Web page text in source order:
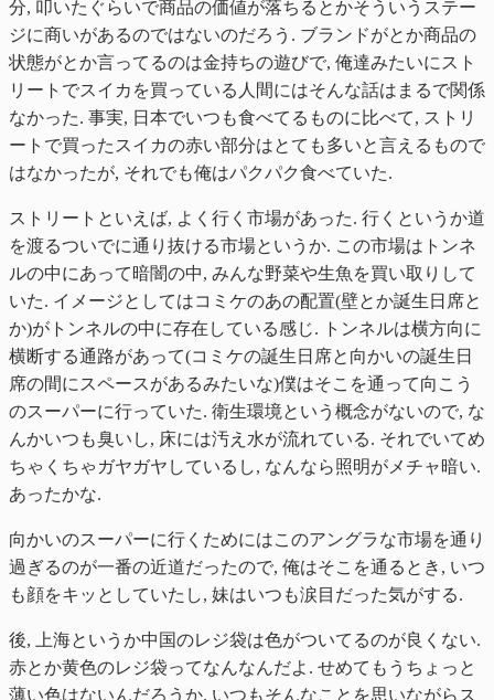
分, 叩いたぐらいで商品の価値が落ちるとかそういうステー
ジに商いがあるのではないのだろう. ブランドがとか商品の
状態がとか言ってるのは金持ちの遊びで, 俺達みたいにスト
リートでスイカを買っている人間にはそんな話はまるで関係
なかった. 事実, 日本でいつも食べてるものに比べて, ストリ
ートで買ったスイカの赤い部分はとても多いと言えるもので
はなかったが, それでも俺はパクパク食べていた.
ストリートといえば, よく行く市場があった. 行くというか道
を渡るついでに通り抜ける市場というか. この市場はトンネ
ルの中にあって暗闇の中, みんな野菜や生魚を買い取りして
いた. イメージとしてはコミケのあの配置(壁とか誕生日席と
か)がトンネルの中に存在している感じ. トンネルは横方向に
横断する通路があって(コミケの誕生日席と向かいの誕生日
席の間にスペースがあるみたいな)僕はそこを通って向こう
のスーパーに行っていた. 衛生環境という概念がないので, な
んかいつも臭いし, 床には汚え水が流れている. それでいてめ
ちゃくちゃガヤガヤしているし, なんなら照明がメチャ暗い.
あったかな.
向かいのスーパーに行くためにはこのアングラな市場を通り
過ぎるのが一番の近道だったので, 俺はそこを通るとき, いつ
も顔をキッとしていたし, 妹はいつも涙目だった気がする.
後, 上海というか中国のレジ袋は色がついてるのが良くない.
赤とか黄色のレジ袋ってなんなんだよ. せめてもうちょっと
薄い色はないんだろうか. いつもそんなことを思いながらス